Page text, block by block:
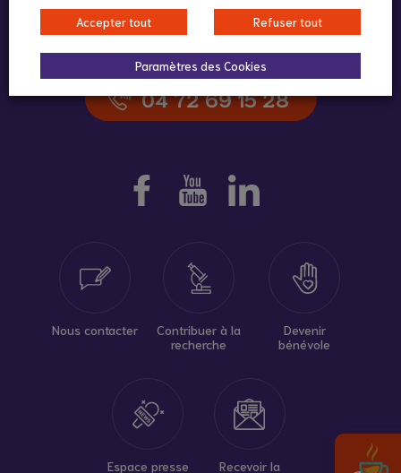
292 rue Vendôme
69003 LYON
04 72 69 15 28
Nous contacter
Contribuer à la
recherche
Devenir
bénévole
Espace presse
Recevoir la
Accepter tout Refuser tout
Paramètres des Cookies